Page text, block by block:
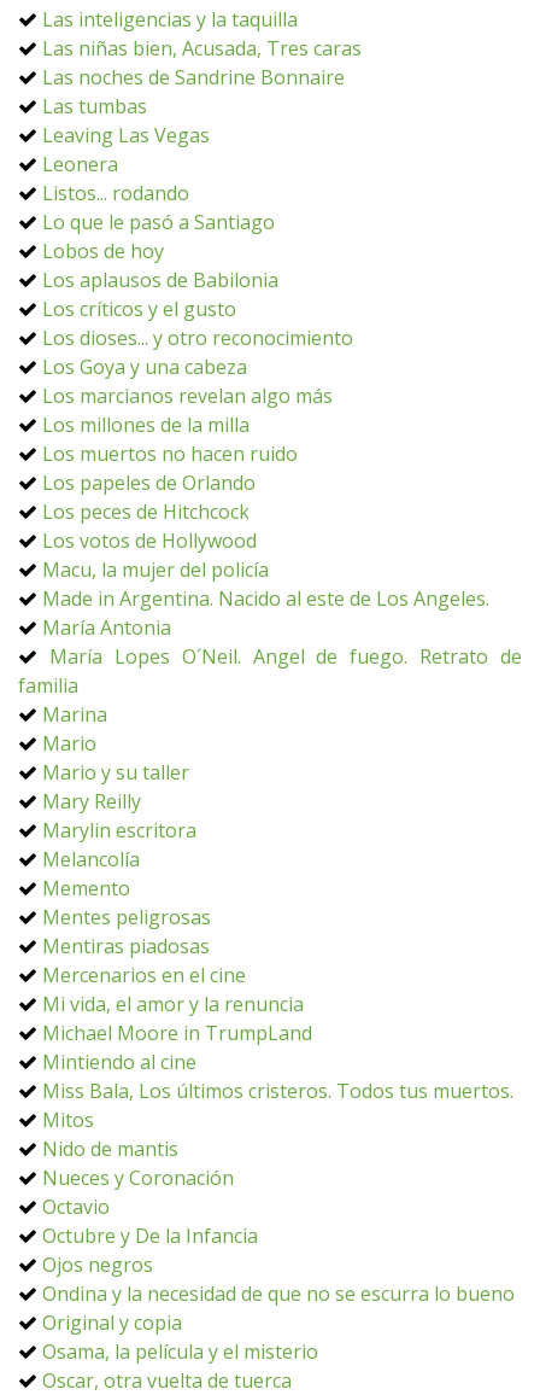
Las inteligencias y la taquilla
Las niñas bien, Acusada, Tres caras
Las noches de Sandrine Bonnaire
Las tumbas
Leaving Las Vegas
Leonera
Listos... rodando
Lo que le pasó a Santiago
Lobos de hoy
Los aplausos de Babilonia
Los críticos y el gusto
Los dioses... y otro reconocimiento
Los Goya y una cabeza
Los marcianos revelan algo más
Los millones de la milla
Los muertos no hacen ruido
Los papeles de Orlando
Los peces de Hitchcock
Los votos de Hollywood
Macu, la mujer del policía
Made in Argentina. Nacido al este de Los Angeles.
María Antonia
María Lopes O´Neil. Angel de fuego. Retrato de
familia
Marina
Mario
Mario y su taller
Mary Reilly
Marylin escritora
Melancolía
Memento
Mentes peligrosas
Mentiras piadosas
Mercenarios en el cine
Mi vida, el amor y la renuncia
Michael Moore in TrumpLand
Mintiendo al cine
Miss Bala, Los últimos cristeros. Todos tus muertos.
Mitos
Nido de mantis
Nueces y Coronación
Octavio
Octubre y De la Infancia
Ojos negros
Ondina y la necesidad de que no se escurra lo bueno
Original y copia
Osama, la película y el misterio
Oscar, otra vuelta de tuerca